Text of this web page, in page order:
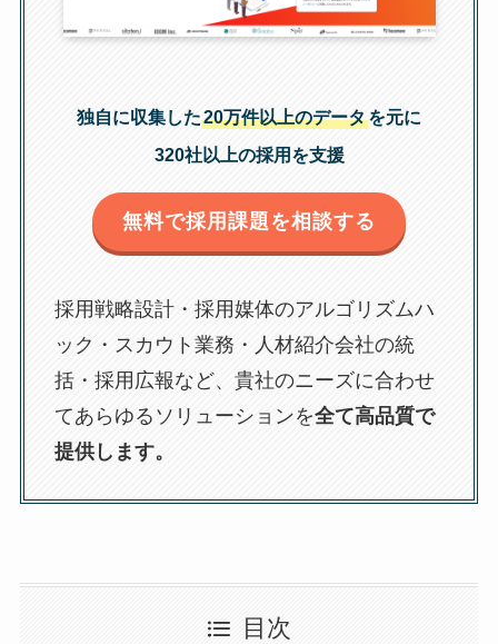
独自に収集した20万件以上のデータを元に
320社以上の採用を支援
無料で採用課題を相談する
採用戦略設計・採用媒体のアルゴリズムハ
ック・スカウト業務・人材紹介会社の統
括・採用広報など、貴社のニーズに合わせ
てあらゆるソリューションを全て高品質で
提供します。
目次